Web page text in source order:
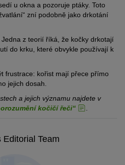
u okna a pozoruje ptáky. Toto
zní podobně jako drkotání
z teorií říká, že kočky drkotají
do krku, které obvykle používají k
frustrace: kořist mají přece přímo
jejich dosah.
a jejich významu najdete v
kočičí řeči“
Editorial Team